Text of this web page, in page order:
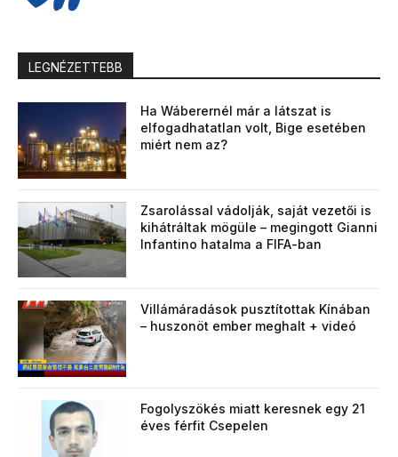
LEGNÉZETTEBB
Ha Wáberernél már a látszat is
elfogadhatatlan volt, Bige esetében
miért nem az?
Zsarolással vádolják, saját vezetői is
kihátráltak mögüle – megingott Gianni
Infantino hatalma a FIFA-ban
Villámáradások pusztítottak Kínában
– huszonöt ember meghalt + videó
Fogolyszökés miatt keresnek egy 21
éves férfit Csepelen